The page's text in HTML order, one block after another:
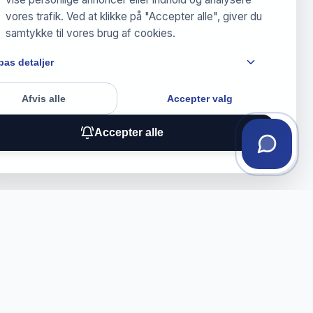
vores trafik. Ved at klikke på "Accepter alle", giver du
samtykke til vores brug af cookies.
detaljer
Afvis alle Accepter valg
Accepter alle